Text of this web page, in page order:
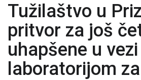
Tužilaštvo u
pritvor za još
uhapšene u
laboratorijom